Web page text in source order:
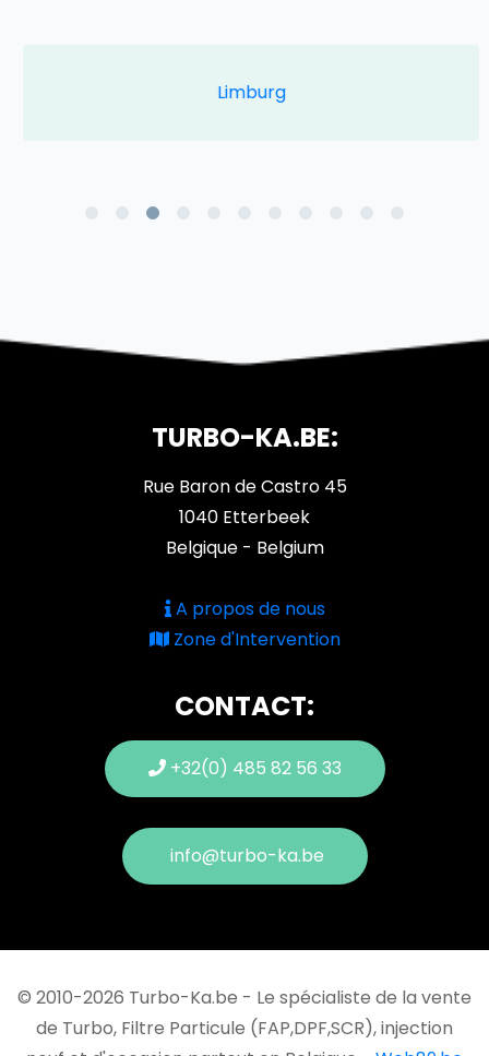
Limburg
TURBO-KA.BE:
Rue Baron de Castro 45
1040 Etterbeek
Belgique - Belgium
A propos de nous
Zone d'Intervention
CONTACT:
+32(0) 485 82 56 33
info@turbo-ka.be
© 2010-2026 Turbo-Ka.be - Le spécialiste de la vente
de Turbo, Filtre Particule (FAP,DPF,SCR), injection